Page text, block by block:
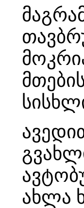
ახლა